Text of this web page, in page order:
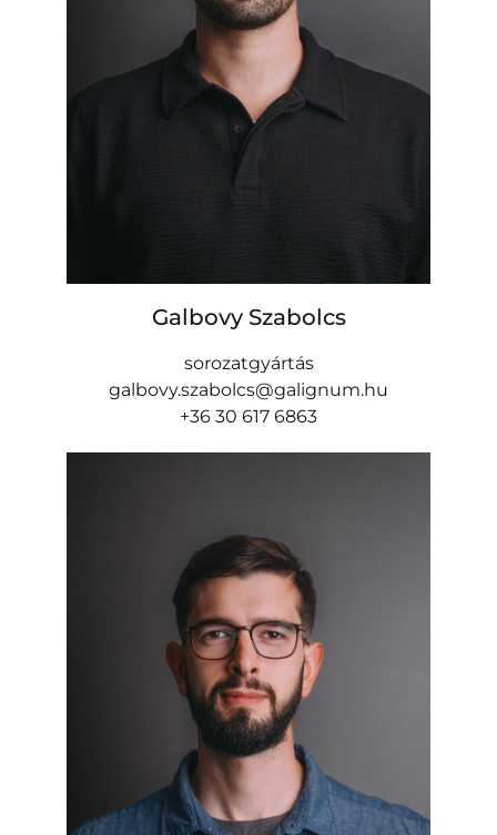
Galbovy Szabolcs
sorozatgyártás
galbovy.szabolcs@galignum.hu
+36 30 617 6863